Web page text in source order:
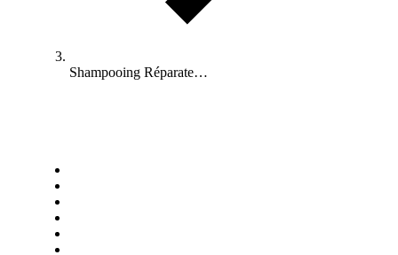
Shampooing Réparate…